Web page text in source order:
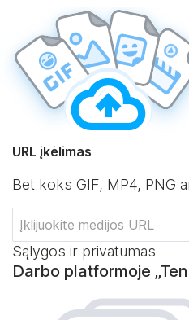
URL įkėlimas
Bet koks GIF, MP4, PNG
Sąlygos ir privatumas
Darbo platformoje